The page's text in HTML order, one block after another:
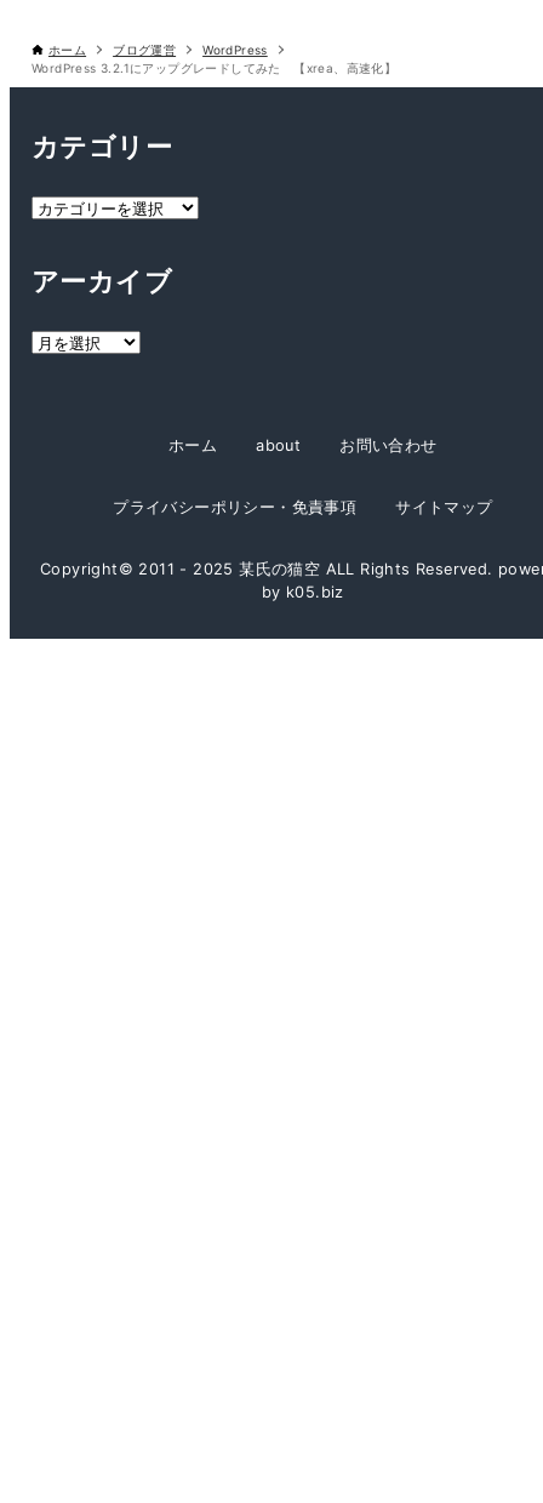
ホーム ブログ運営
WordPress
WordPress 3.2.1にアップグレードしてみた 【xrea、高速化】
カテゴリー
カ
リ
アーカイブ
ア
ホーム about お問い合わせ
プライバシーポリシー・免責事項 サイトマップ
Copyright© 2011 - 2025 某氏の猫空 ALL Rights Reserved.
by k05.biz